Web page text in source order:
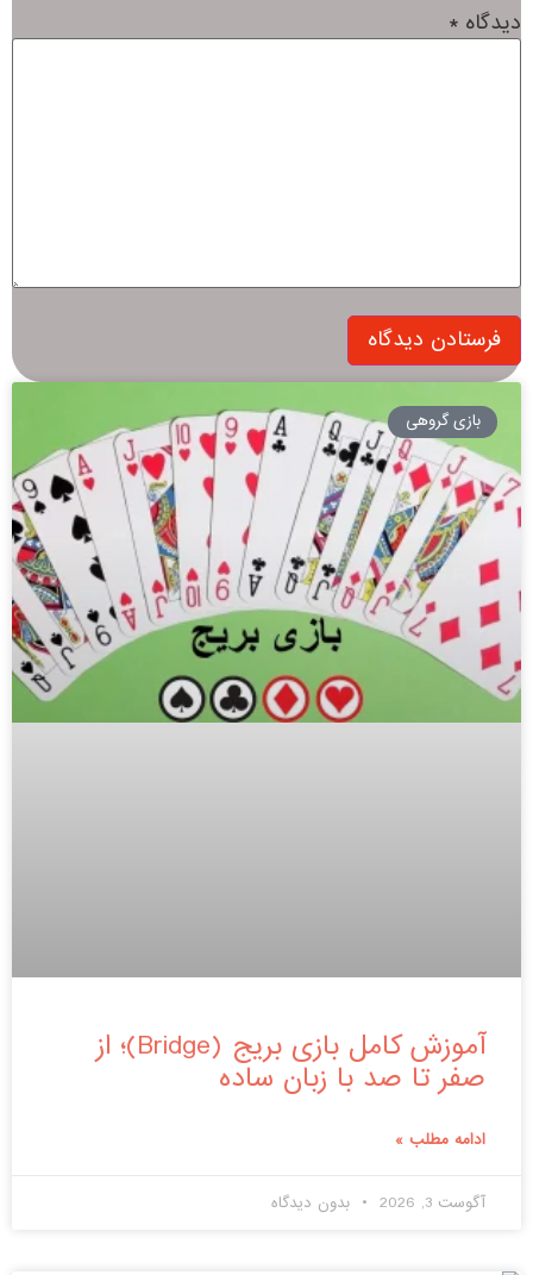
دیدگاه *
بازی گروهی
آموزش کامل بازی بریج (Bridge)؛ از
صفر تا صد با زبان ساده
ادامه مطلب »
آگوست 3, 2026 بدون دیدگاه